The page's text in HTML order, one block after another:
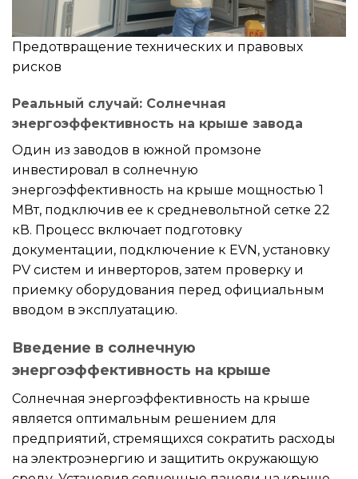
Предотвращение технических и правовых
рисков
Реальный случай: Солнечная
энергоэффективность на крыше завода
Один из заводов в южной промзоне
инвестировал в солнечную
энергоэффективность на крыше мощностью 1
МВт, подключив ее к средневольтной сетке 22
кВ. Процесс включает подготовку
документации, подключение к EVN, установку
PV систем и инверторов, затем проверку и
приемку оборудования перед официальным
вводом в эксплуатацию.
Введение в солнечную
энергоэффективность на крыше
Солнечная энергоэффективность на крыше
является оптимальным решением для
предприятий, стремящихся сократить расходы
на электроэнергию и защитить окружающую